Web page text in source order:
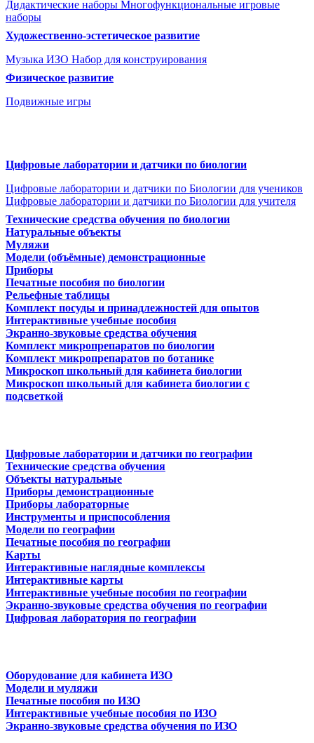
Дидактические наборы Многофункциональные игровые
наборы
Художественно-эстетическое развитие
Музыка ИЗО Набор для конструирования
Физическое развитие
Подвижные игры
Цифровые лаборатории и датчики по биологии
Цифровые лаборатории и датчики по Биологии для учеников
Цифровые лаборатории и датчики по Биологии для учителя
Технические средства обучения по биологии
Натуральные объекты
Муляжи
Модели (объёмные) демонстрационные
Приборы
Печатные пособия по биологии
Рельефные таблицы
Комплект посуды и принадлежностей для опытов
Интерактивные учебные пособия
Экранно-звуковые средства обучения
Комплект микропрепаратов по биологии
Комплект микропрепаратов по ботанике
Микроскоп школьный для кабинета биологии
Микроскоп школьный для кабинета биологии с
подсветкой
Цифровые лаборатории и датчики по географии
Технические средства обучения
Объекты натуральные
Приборы демонстрационные
Приборы лабораторные
Инструменты и приспособления
Модели по географии
Печатные пособия по географии
Карты
Интерактивные наглядные комплексы
Интерактивные карты
Интерактивные учебные пособия по географии
Экранно-звуковые средства обучения по географии
Цифровая лаборатория по географии
Оборудование для кабинета ИЗО
Модели и муляжи
Печатные пособия по ИЗО
Интерактивные учебные пособия по ИЗО
Экранно-звуковые средства обучения по ИЗО